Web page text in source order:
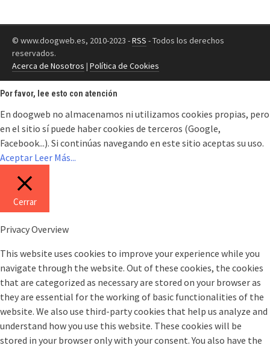
© www.doogweb.es, 2010-2023 -RSS - Todos los derechos
reservados.
Acerca de Nosotros | Política de Cookies
Por favor, lee esto con atención
En doogweb no almacenamos ni utilizamos cookies propias, pero
en el sitio sí puede haber cookies de terceros (Google,
Facebook...). Si continúas navegando en este sitio aceptas su uso.
Aceptar Leer Más...
Cerrar
Privacy Overview
This website uses cookies to improve your experience while you
navigate through the website. Out of these cookies, the cookies
that are categorized as necessary are stored on your browser as
they are essential for the working of basic functionalities of the
website. We also use third-party cookies that help us analyze and
understand how you use this website. These cookies will be
stored in your browser only with your consent. You also have the